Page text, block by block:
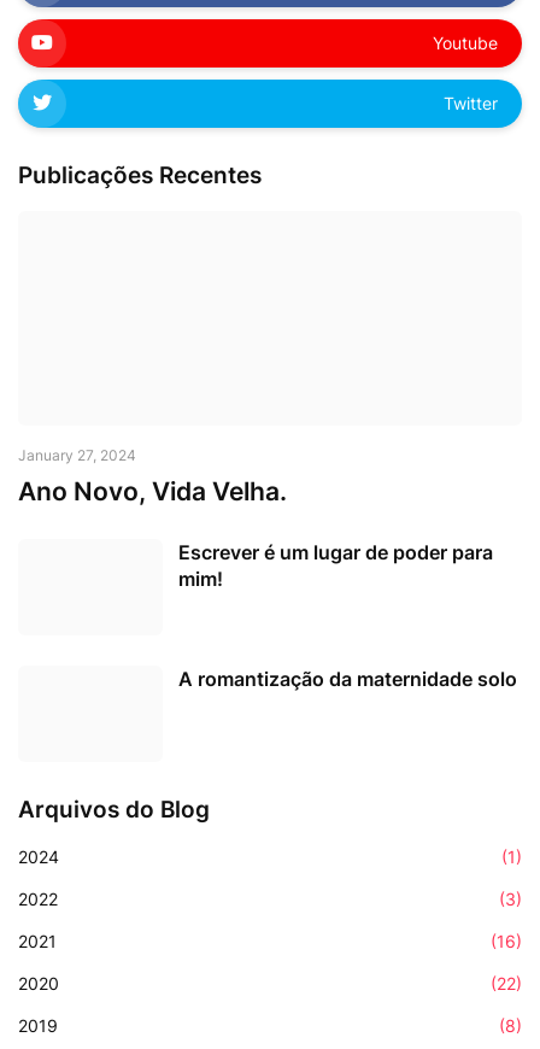
Youtube
Twitter
Publicações Recentes
January 27, 2024
Ano Novo, Vida Velha.
Escrever é um lugar de poder para
mim!
A romantização da maternidade solo
Arquivos do Blog
2024 (1)
2022 (3)
2021 (16)
2020 (22)
2019 (8)